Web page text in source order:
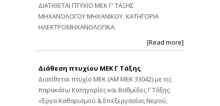
ΔΙΑΤΙΘΕΤΑΙ ΠΤΥΧΙΟ ΜΕΚ Γ' ΤΑΞΗΣ
ΜΗΧΑΝΟΛΟΓΟΥ ΜΗΧΑΝΙΚΟΥ. ΚΑΤΗΓΟΡΙΑ
ΗΛΕΚΤΡΟΜΗΧΑΝΟΛΟΓΙΚΑ.
[Read more]
Διάθεση πτυχίου ΜΕΚ Γ Τάξης
Διατίθεται πτυχίο ΜΕΚ (ΑΜ ΜΕΚ 33042) με τις
παρακάτω Κατηγορίες και Βαθμίδες Γ Τάξης:
«Έργα Καθαρισμού & Επεξεργασίας Νερού,